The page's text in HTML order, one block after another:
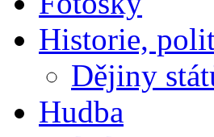
Historie,
Dějiny
Hudba